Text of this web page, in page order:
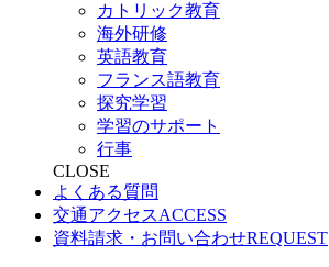
カトリック教育
海外研修
英語教育
フランス語教育
探究学習
学習のサポート
行事
CLOSE
よくある質問
交通アクセスACCESS
資料請求・お問い合わせREQUEST